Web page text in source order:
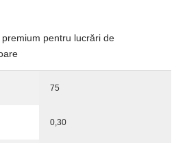
pentru lucrări de
75
0,30